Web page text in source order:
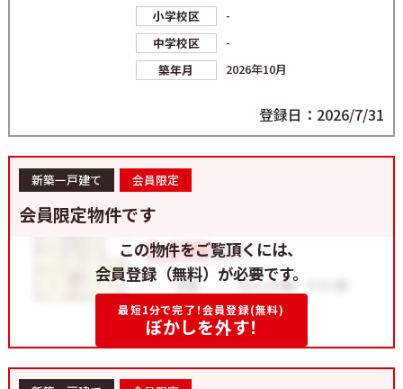
小学校区
-
中学校区
-
築年月
2026年10月
登録日：2026/7/31
新築一戸建て 会員限定
会員限定物件です
この物件をご覧頂くには、
会員登録（無料）が必要です。
最短1分で完了！会員登録(無料)
ぼかしを外す！